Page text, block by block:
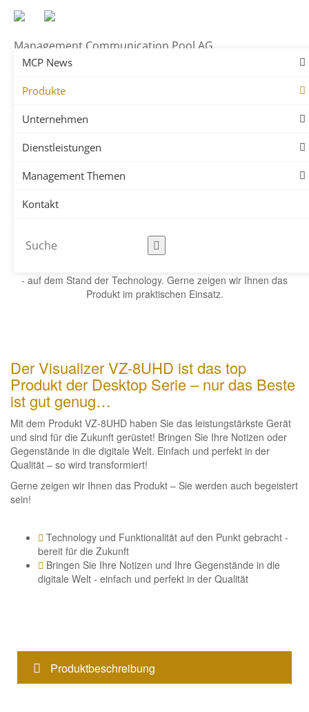
Management Communication Pool AG
MCP News
Produkte
Unternehmen
Dienstleistungen
Management Themen
Kontakt
Wolfvision Visualizer VZ-8UHD
- auf dem Stand der Technology. Gerne zeigen wir Ihnen das
Produkt im praktischen Einsatz.
Der Visualizer VZ-8UHD ist das top
Produkt der Desktop Serie – nur das Beste
ist gut genug…
Mit dem Produkt VZ-8UHD haben Sie das leistungstärkste Gerät
und sind für die Zukunft gerüstet! Bringen Sie Ihre Notizen oder
Gegenstände in die digitale Welt. Einfach und perfekt in der
Qualität – so wird transformiert!
Gerne zeigen wir Ihnen das Produkt – Sie werden auch begeistert
sein!
Technology und Funktionalität auf den Punkt gebracht -
bereit für die Zukunft
Bringen Sie Ihre Notizen und Ihre Gegenstände in die
digitale Welt - einfach und perfekt in der Qualität
Produktbeschreibung